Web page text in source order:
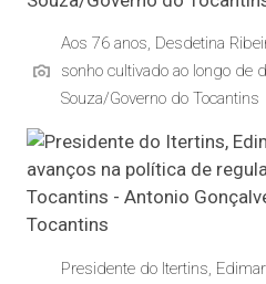
Aos 76 anos, Desdetina
sonho cultivado ao longo de
Souza/Governo do Tocantins
Presidente do Itertins,